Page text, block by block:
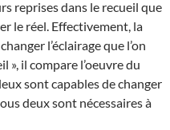
reprises dans le recueil que
le réel. Effectivement, la
l’éclairage que l’on
», il compare l’oeuvre du
sont capables de changer
deux sont nécessaires à